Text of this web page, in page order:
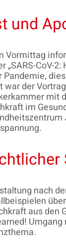
und
Vormittag
„SARS-
der
mit
im
nach
aus den